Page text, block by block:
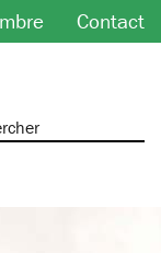
Contact